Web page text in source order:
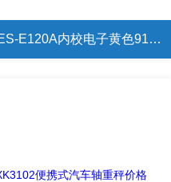
德安特ES-E120A内校电子黄色91探花APP0.1mg